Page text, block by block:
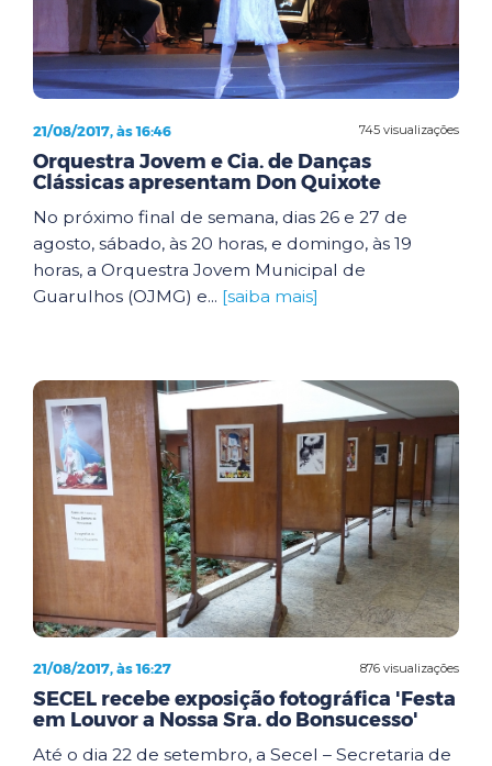
745 visualizações
21/08/2017, às 16:46
Orquestra Jovem e Cia. de Danças
Clássicas apresentam Don Quixote
No próximo final de semana, dias 26 e 27 de
agosto, sábado, às 20 horas, e domingo, às 19
horas, a Orquestra Jovem Municipal de
Guarulhos (OJMG) e... [saiba mais]
876 visualizações
21/08/2017, às 16:27
SECEL recebe exposição fotográfica 'Festa
em Louvor a Nossa Sra. do Bonsucesso'
Até o dia 22 de setembro, a Secel – Secretaria de